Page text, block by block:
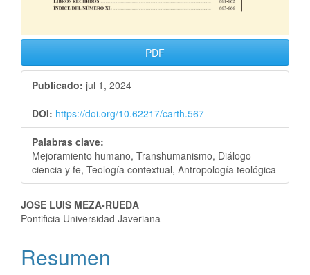
PDF
Publicado: jul 1, 2024
DOI: https://doi.org/10.62217/carth.567
Palabras clave:
Mejoramiento humano, Transhumanismo, Diálogo
ciencia y fe, Teología contextual, Antropología teológica
JOSE LUIS MEZA-RUEDA
Pontificia Universidad Javeriana
Resumen